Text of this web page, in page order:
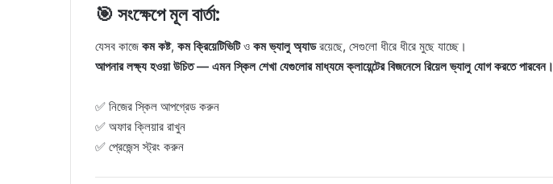
🎯 সংক্ষেপে মূল বার্তা:
যেসব কাজে কম কষ্ট, কম ক্রিয়েটিভিটিও কম ভ্যালু অ্যাডরয়েছে, সেগুলো ধীরে ধীরে মুছে যাচ্ছে।
আপনার লক্ষ্য হওয়া উচিত — এমন স্কিল শেখা যেগুলোর মাধ্যমে ক্লায়েন্টের বিজনেসে রিয়েল ভ্যালু যোগ করতে পারবেন।
✅ নিজের স্কিল আপগ্রেড করুন
✅ অফার ক্লিয়ার রাখুন
✅ প্রেজেন্স স্ট্রং করুন